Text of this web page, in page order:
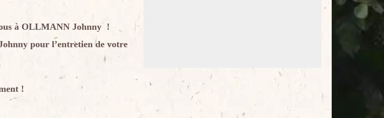
à OLLMANN Johnny !
pour l’entretien de votre
!